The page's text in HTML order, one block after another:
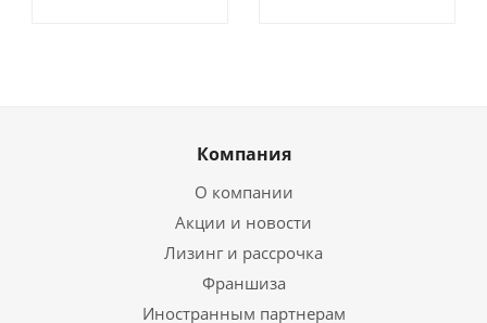
Компания
О компании
Акции и новости
Лизинг и рассрочка
Франшиза
Иностранным партнерам